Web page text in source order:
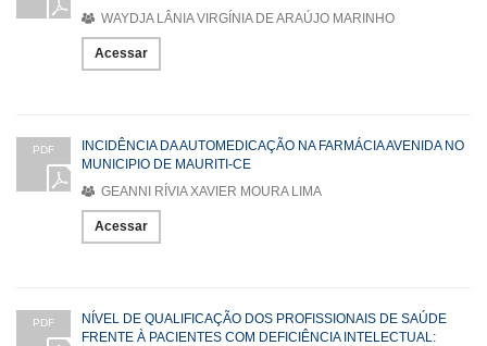
WAYDJA LÂNIA VIRGÍNIA DE ARAÚJO MARINHO
Acessar
PDF
INCIDÊNCIA DA AUTOMEDICAÇÃO NA FARMÁCIA AVENIDA NO
MUNICIPIO DE MAURITI-CE
GEANNI RÍVIA XAVIER MOURA LIMA
Acessar
PDF
NÍVEL DE QUALIFICAÇÃO DOS PROFISSIONAIS DE SAÚDE
FRENTE À PACIENTES COM DEFICIÊNCIA INTELECTUAL: